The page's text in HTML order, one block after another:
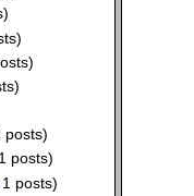
posts)
posts)
posts)